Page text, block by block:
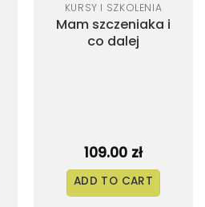
KURSY I SZKOLENIA
Mam szczeniaka i
co dalej
109.00 zł
ADD TO CART